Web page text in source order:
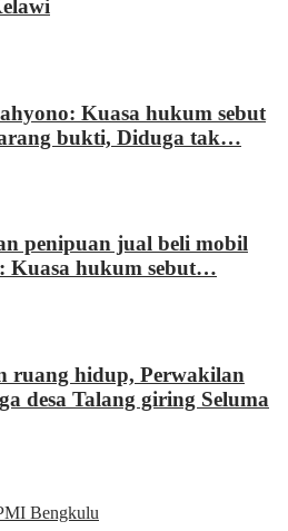
Kuasa hukum sebut
bukti, Diduga tak…
penipuan jual beli mobil
Kuasa hukum sebut…
ruang hidup, Perwakilan
desa Talang giring Seluma
Bengkulu